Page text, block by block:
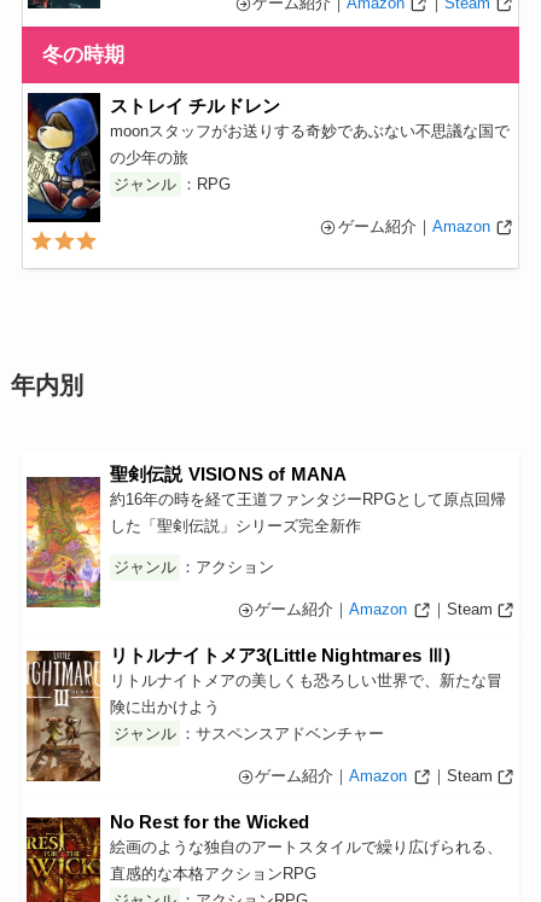
冬の時期
ストレイ チルドレン
moonスタッフがお送りする奇妙であぶない不思議な国で
の少年の旅
ジャンル ：RPG
ゲーム紹介｜ Amazon
年内別
聖剣伝説 VISIONS of MANA
約16年の時を経て王道ファンタジーRPGとして原点回帰
した「聖剣伝説」シリーズ完全新作
ジャンル ：アクション
ゲーム紹介｜Amazon ｜Steam
リトルナイトメア3(Little Nightmares Ⅲ)
リトルナイトメアの美しくも恐ろしい世界で、新たな冒
険に出かけよう
ジャンル ：サスペンスアドベンチャー
ゲーム紹介｜Amazon ｜Steam
No Rest for the Wicked
絵画のような独自のアートスタイルで繰り広げられる、
直感的な本格アクションRPG